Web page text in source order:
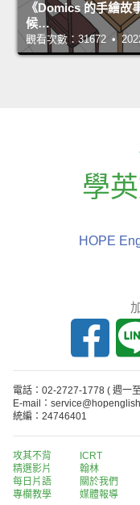
《Domics 的手繪故
候…
觀看次數：31672 •
學
HOPE
電話：02-2727-1778 ( 週一
E-mail：
統編：24746401
攻其不背
精選影片
每日片語
專欄教學
ICRT
翰林
關於我們
媒體報導